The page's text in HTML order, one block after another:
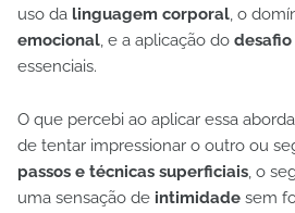
uso da linguagem corporal, o
emocional, e a aplicação do
essenciais.
O que percebi ao aplicar essa
de tentar impressionar o outro ou
passos e técnicas superficiais, o
uma sensação de intimidade sem